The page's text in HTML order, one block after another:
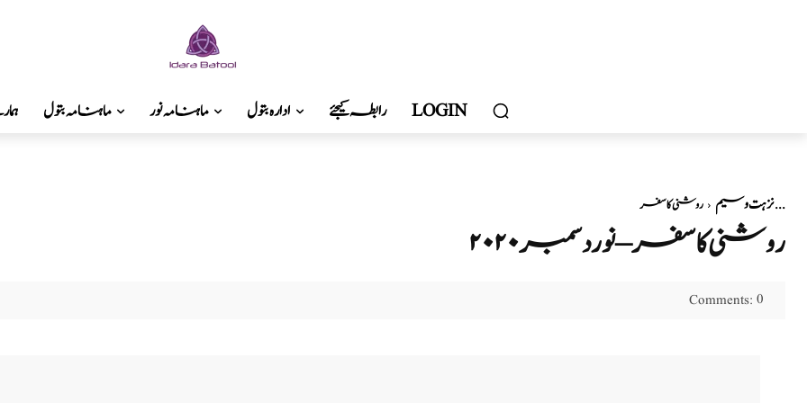
ماہنامہ بتول ماہنامہ نور ادارہ بتول رابطہ کیجئے LOGIN
نزہت وسیمروشنی کا سفر ...
روشنی کا سفر – نوردسمبر ۲۰۲۰
Comments: 0